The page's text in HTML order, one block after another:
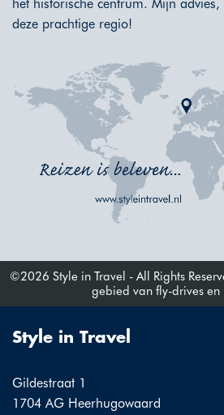
het historische centrum. Mijn
deze prachtige regio!
©2026 Style in Travel - All Rights
gebied van fly-drives
Style in Travel
Gildestraat 1
1704 AG Heerhugowaard